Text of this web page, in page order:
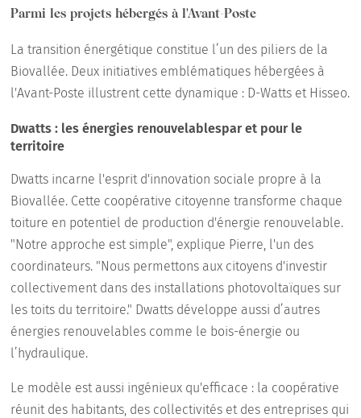
Parmi les projets hébergés à l'Avant-Poste
La transition énergétique constitue l’un des piliers de la
Biovallée. Deux initiatives emblématiques hébergées à
l'Avant-Poste illustrent cette dynamique : D-Watts et Hisseo.
Dwatts : les énergies renouvelablespar et pour le
territoire
Dwatts incarne l'esprit d'innovation sociale propre à la
Biovallée. Cette coopérative citoyenne transforme chaque
toiture en potentiel de production d'énergie renouvelable.
"Notre approche est simple", explique Pierre, l'un des
coordinateurs. "Nous permettons aux citoyens d'investir
collectivement dans des installations photovoltaïques sur
les toits du territoire." Dwatts développe aussi d’autres
énergies renouvelables comme le bois-énergie ou
l’hydraulique.
Le modèle est aussi ingénieux qu'efficace : la coopérative
réunit des habitants, des collectivités et des entreprises qui